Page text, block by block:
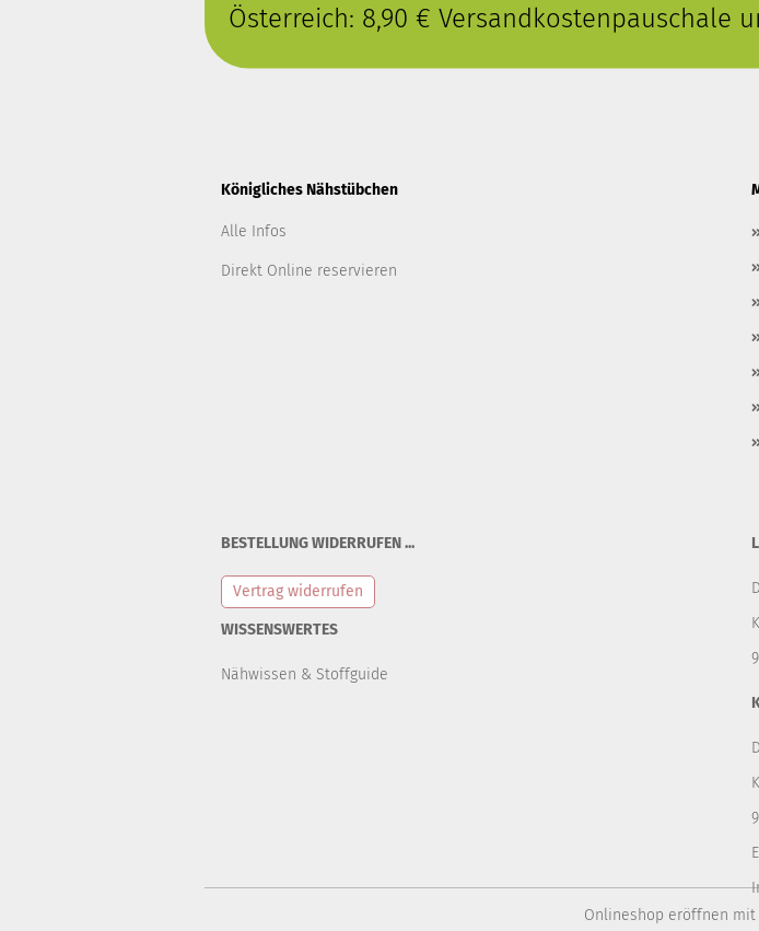
Österreich: 8,90 € Versandkostenpauschale
Königliches Nähstübchen
Alle Infos
Direkt Online reservieren
BESTELLUNG WIDERRUFEN ...
Vertrag widerrufen
WISSENSWERTES
Nähwissen & Stoffguide
Onlineshop eröffnen mit